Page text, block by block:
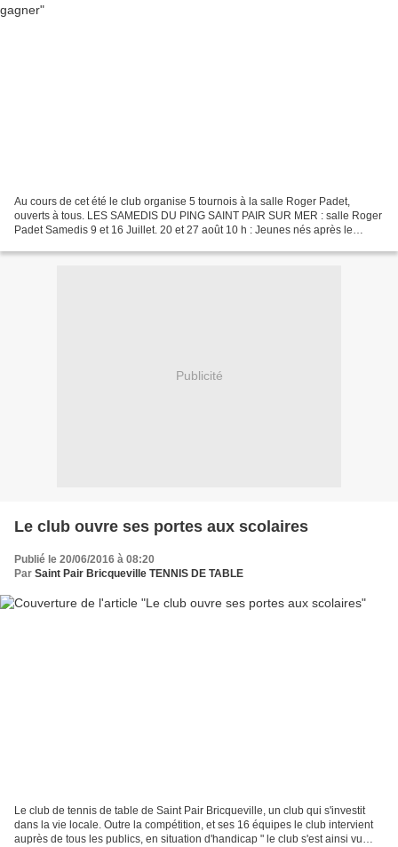
Au cours de cet été le club organise 5 tournois à la salle Roger Padet,
ouverts à tous. LES SAMEDIS DU PING SAINT PAIR SUR MER : salle Roger
Padet Samedis 9 et 16 Juillet. 20 et 27 août 10 h : Jeunes nés après le
Publicité
Le club ouvre ses portes aux scolaires
Publié le 20/06/2016 à 08:20
Par Saint Pair Bricqueville TENNIS DE TABLE
Le club de tennis de table de Saint Pair Bricqueville, un club qui s'investit
dans la vie locale. Outre la compétition, et ses 16 équipes le club intervient
auprès de tous les publics, en situation d'handicap " le club s'est ainsi vu